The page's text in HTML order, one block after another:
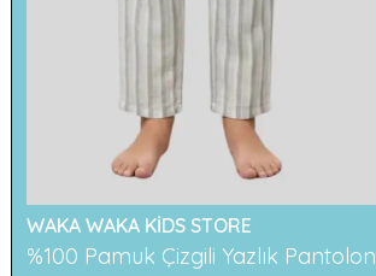
WAKA WAKA KİDS STORE
%100 Pamuk Çizgili Yazlık Pantolon